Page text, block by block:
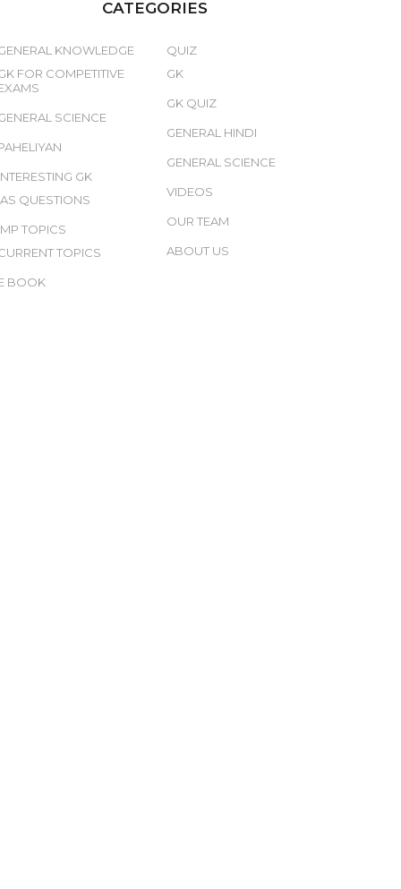
CATEGORIES
KNOWLEDGE
FOR COMPETITIVE
SCIENCE
GK
QUESTIONS
TOPICS
TOPICS
BOOK
QUIZ
GK
GK QUIZ
GENERAL HINDI
GENERAL SCIENCE
VIDEOS
OUR TEAM
ABOUT US